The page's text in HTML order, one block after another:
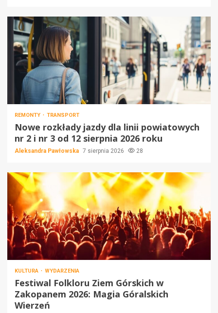
REMONTY TRANSPORT
Nowe rozkłady jazdy dla linii powiatowych
nr 2 i nr 3 od 12 sierpnia 2026 roku
Aleksandra Pawłowska 7 sierpnia 2026 28
KULTURA WYDARZENIA
Festiwal Folkloru Ziem Górskich w
Zakopanem 2026: Magia Góralskich
Wierzeń